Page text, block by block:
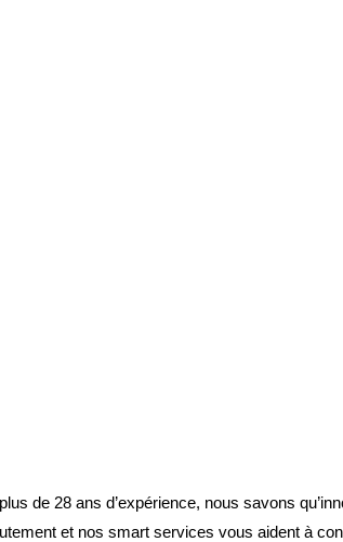
de 28 ans d’expérience, nous savons
et nos smart services vous aident à